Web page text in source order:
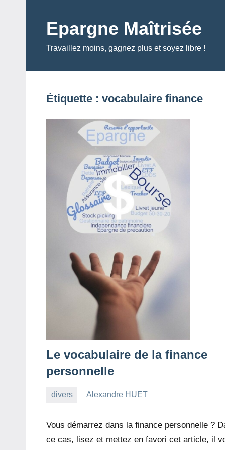
contenuEpargne Maîtrisée
Travaillez moins, gagnez plus et soyez libre !
Étiquette : vocabulaire finance
Le vocabulaire de la finance
personnelle
divers
2022
Alexandre HUET
Vous démarrez dans la finance personnelle ?
ce cas, lisez et mettez en favori cet article, il